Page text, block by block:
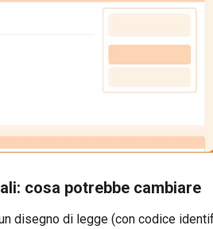
cosa potrebbe cambiare
disegno di legge (con codice